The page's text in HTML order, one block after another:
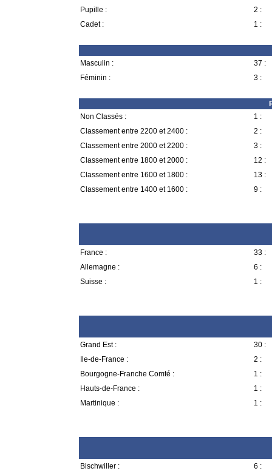
Pupille :
2 :
Cadet :
1 :
Masculin :
37 :
Féminin :
3 :
Non Classés :
1 :
Classement entre 2200 et 2400 :
2 :
Classement entre 2000 et 2200 :
3 :
Classement entre 1800 et 2000 :
12 :
Classement entre 1600 et 1800 :
13 :
Classement entre 1400 et 1600 :
9 :
France :
33 :
Allemagne :
6 :
Suisse :
1 :
Grand Est :
30 :
Ile-de-France :
2 :
Bourgogne-Franche Comté :
1 :
Hauts-de-France :
1 :
Martinique :
1 :
Bischwiller :
6 :